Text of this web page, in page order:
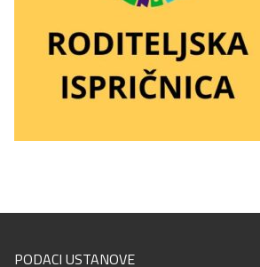
PODACI USTANOVE